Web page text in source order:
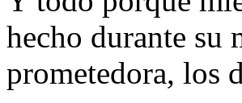
hecho durante su
prometedora, los